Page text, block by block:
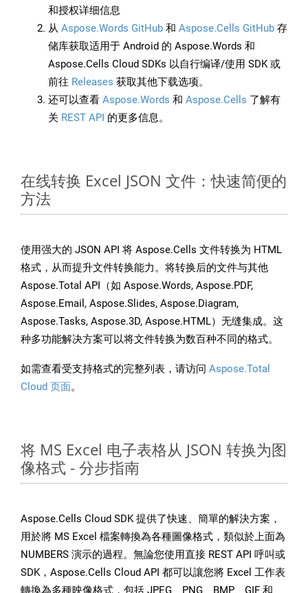
和授权详细信息
从 Aspose.Words GitHub 和 Aspose.Cells GitHub 存
储库获取适用于 Android 的 Aspose.Words 和
Aspose.Cells Cloud SDKs 以自行编译/使用 SDK 或
前往 Releases 获取其他下载选项。
还可以查看 Aspose.Words 和 Aspose.Cells 了解有
关 REST API 的更多信息。
在线转换 Excel JSON 文件：快速简便的
方法
使用强大的 JSON API 将 Aspose.Cells 文件转换为 HTML
格式，从而提升文件转换能力。将转换后的文件与其他
Aspose.Total API（如 Aspose.Words, Aspose.PDF,
Aspose.Email, Aspose.Slides, Aspose.Diagram,
Aspose.Tasks, Aspose.3D, Aspose.HTML）无缝集成。这
种多功能解决方案可以将文件转换为数百种不同的格式。
如需查看受支持格式的完整列表，请访问 Aspose.Total
Cloud 页面。
将 MS Excel 电子表格从 JSON 转换为图
像格式 - 分步指南
Aspose.Cells Cloud SDK 提供了快速、簡單的解決方案，
用於將 MS Excel 檔案轉換為各種圖像格式，類似於上面為
NUMBERS 演示的過程。無論您使用直接 REST API 呼叫或
SDK，Aspose.Cells Cloud API 都可以讓您將 Excel 工作表
轉換為多種映像格式，包括 JPEG、PNG、BMP、GIF 和